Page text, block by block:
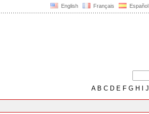
English Français Español
AB C D E F G H J